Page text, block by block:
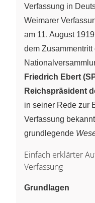
Verfassung in
Weimarer
am 11. August
dem
Friedrich Ebert
Reichspräsident
in seiner Rede zur
Verfassung
grundlegende
Einfach erklärter
Verfassung
Grundlagen